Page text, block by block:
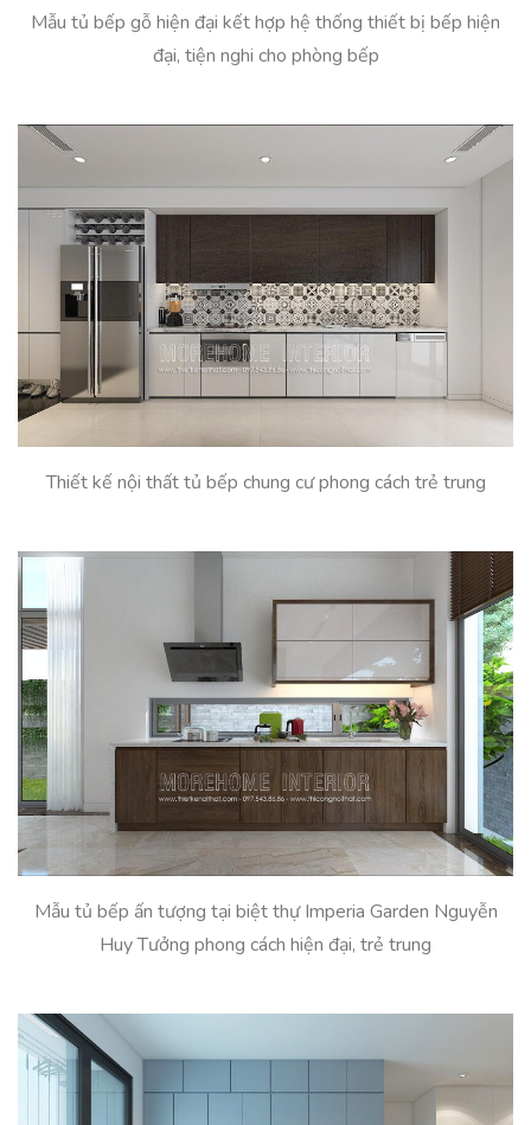
Mẫu tủ bếp gỗ hiện đại kết hợp hệ thống thiết bị bếp hiện
đại, tiện nghi cho phòng bếp
Thiết kế nội thất tủ bếp chung cư phong cách trẻ trung
Mẫu tủ bếp ấn tượng tại biệt thự Imperia Garden Nguyễn
Huy Tưởng phong cách hiện đại, trẻ trung